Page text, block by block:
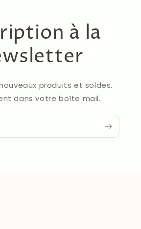
à la
produits et soldes.
dans votre boîte mail.